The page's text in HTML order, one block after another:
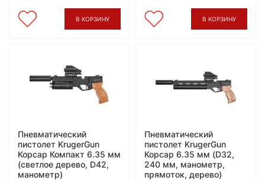
В КОРЗИНУ В КОРЗИНУ
Пневматический
пистолет KrugerGun
Корсар Компакт 6.35 мм
(светлое дерево, D42,
манометр)
Пневматический
пистолет KrugerGun
Корсар 6.35 мм (D32,
240 мм, манометр,
прямоток, дерево)